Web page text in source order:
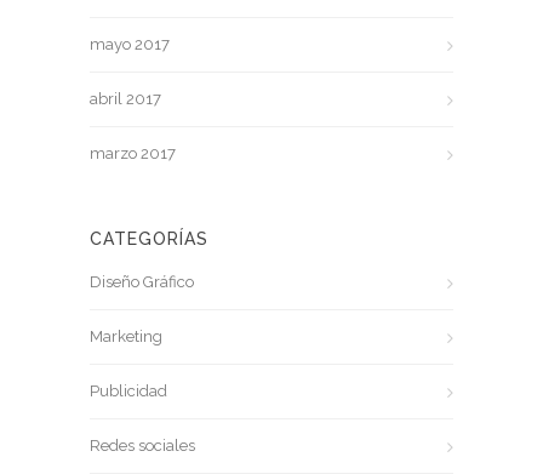
mayo 2017
abril 2017
marzo 2017
CATEGORÍAS
Diseño Gráfico
Marketing
Publicidad
Redes sociales